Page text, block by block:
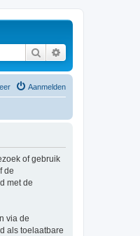
Zoek
Aanmelden
of gebruik
de
met de
via de
als toelaatbare